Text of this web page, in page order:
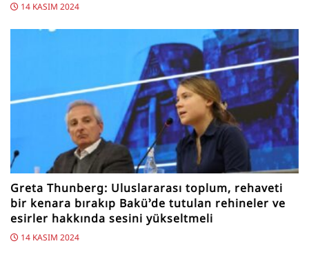
14 KASIM 2024
Greta Thunberg: Uluslararası toplum, rehaveti
bir kenara bırakıp Bakü’de tutulan rehineler ve
esirler hakkında sesini yükseltmeli
14 KASIM 2024